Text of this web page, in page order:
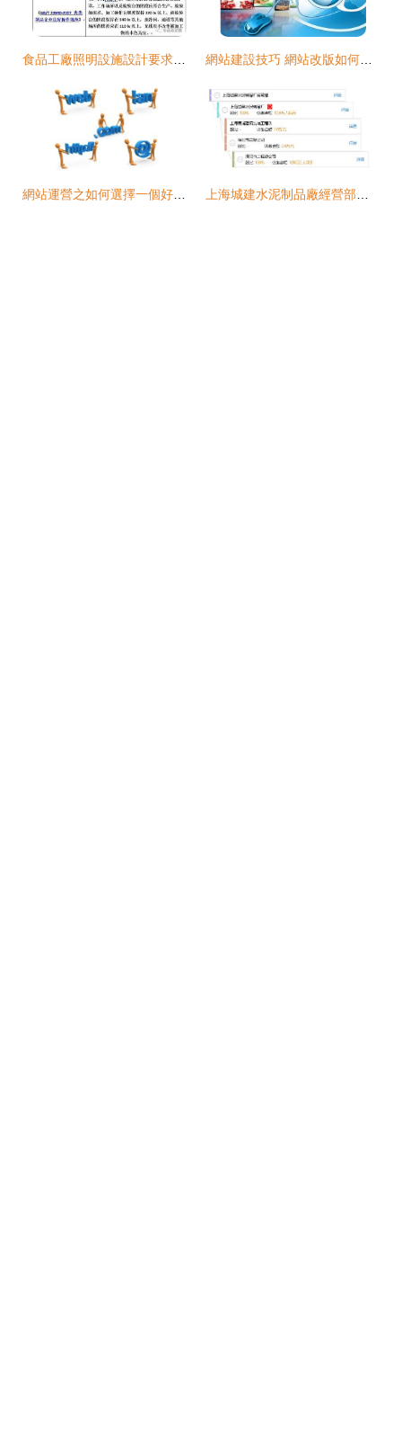
食品工廠照明設施設計要求匯總 網站建設技巧 網站改版如何防止降權？
網站運營之如何選擇一個好域名？-鄭州狼煙網絡科技的建議 上海城建水泥制品廠經營部網站建設方案